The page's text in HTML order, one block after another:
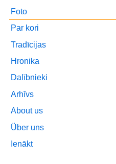
Foto
Par kori
Tradīcijas
Hronika
Dalībnieki
Arhīvs
About us
Über uns
Ienākt